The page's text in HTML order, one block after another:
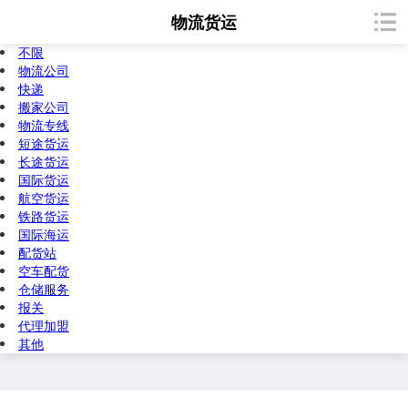
物流货运
不限
物流公司
快递
搬家公司
物流专线
短途货运
长途货运
国际货运
航空货运
铁路货运
国际海运
配货站
空车配货
仓储服务
报关
代理加盟
其他